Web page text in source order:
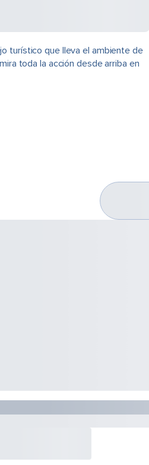
turístico que lleva el ambiente de
toda la acción desde arriba en